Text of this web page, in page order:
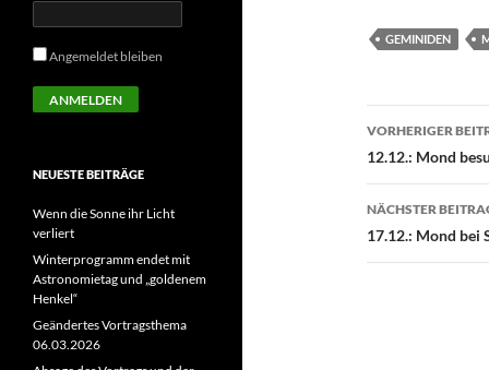
GEMINIDEN
VORHERIGER
12.12.: Mond
NÄCHSTER
17.12.: Mond bei
Angemeldet bleiben
NEUESTE BEITRÄGE
Wenn die Sonne ihr Licht
verliert
Winterprogramm endet mit
Astronomietag und „goldenem
Henkel“
Geändertes Vortragsthema
06.03.2026